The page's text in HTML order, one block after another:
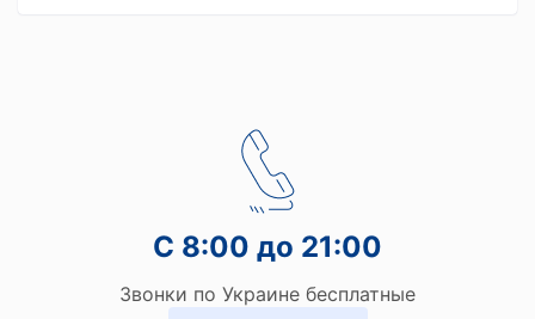
С 8:00 до 21:00
Звонки по Украине бесплатные